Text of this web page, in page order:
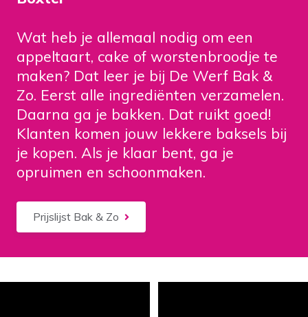
werkenbijcello.nl
contact
Veelgebruikte zoektermen
Woonvormen Zorgaanbod
Wat heb je allemaal nodig om een
appeltaart, cake of worstenbroodje te
maken? Dat leer je bij De Werf Bak &
Zo. Eerst alle ingrediënten verzamelen.
Daarna ga je bakken. Dat ruikt goed!
Klanten komen jouw lekkere baksels bij
je kopen. Als je klaar bent, ga je
opruimen en schoonmaken.
Prijslijst Bak & Zo